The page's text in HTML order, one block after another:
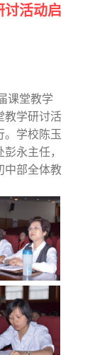
活动启
课堂教学
教学研讨活
。学校陈玉
永主任，
中部全体教